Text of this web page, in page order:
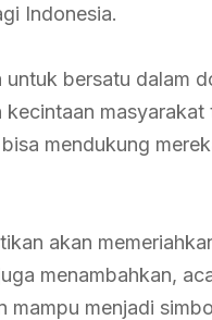
Indonesia.
bersatu dalam
kecintaan
mendukung
akan
menambahkan,
mampu menjadi